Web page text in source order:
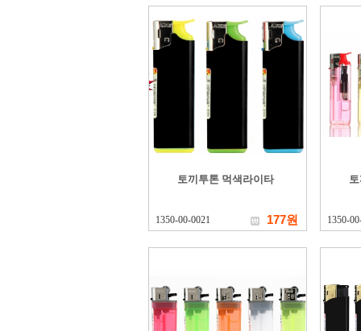
토끼투톤 먹색라이타
1350-00-0021 177원 1350-